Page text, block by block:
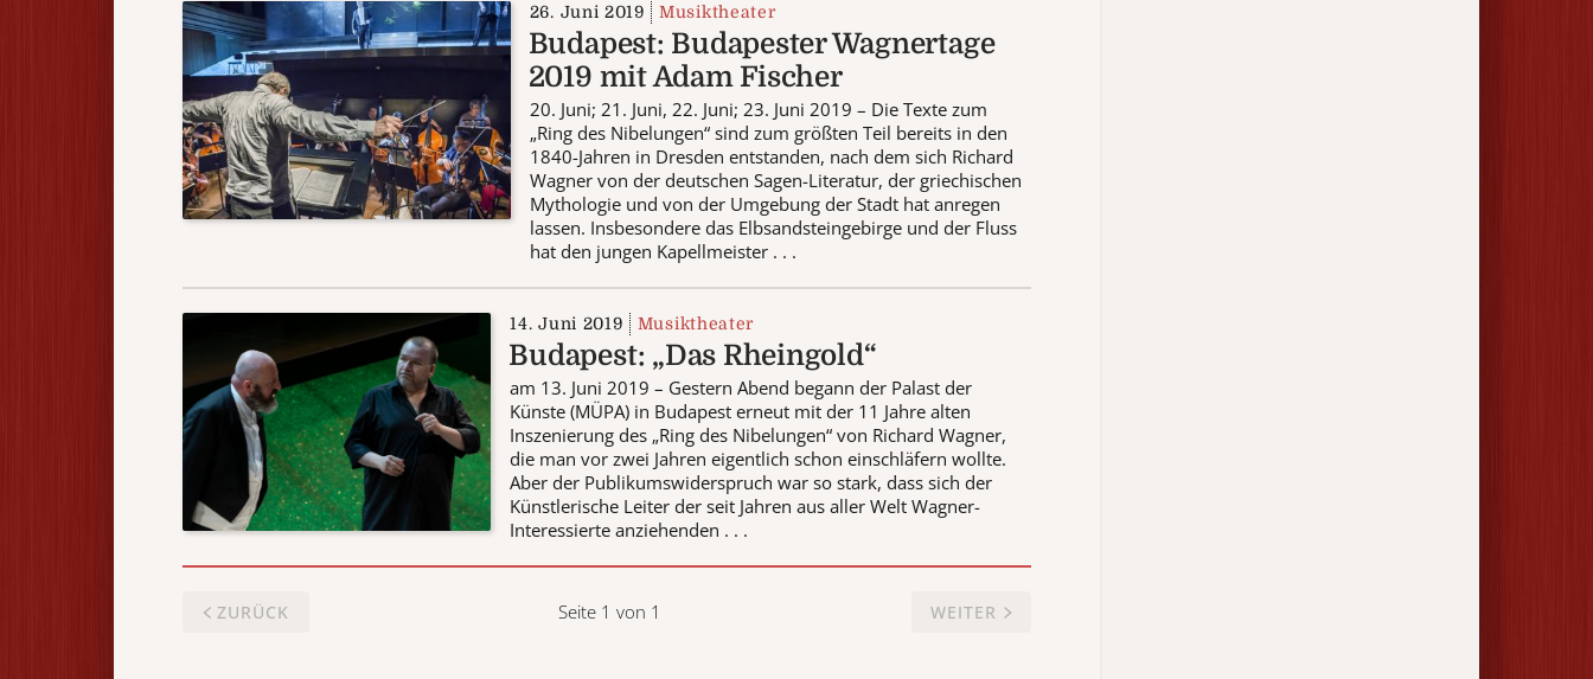
26. Juni 2019 Musiktheater
Budapest: Budapester Wagnertage
2019 mit Adam Fischer
20. Juni; 21. Juni, 22. Juni; 23. Juni 2019 – Die Texte zum
„Ring des Nibelungen“ sind zum größten Teil bereits in den
1840-Jahren in Dresden entstanden, nach dem sich Richard
Wagner von der deutschen Sagen-Literatur, der griechischen
Mythologie und von der Umgebung der Stadt hat anregen
lassen. Insbesondere das Elbsandsteingebirge und der Fluss
hat den jungen Kapellmeister . . .
14. Juni 2019 Musiktheater
Budapest: „Das Rheingold“
am 13. Juni 2019 – Gestern Abend begann der Palast der
Künste (MÜPA) in Budapest erneut mit der 11 Jahre alten
Inszenierung des „Ring des Nibelungen“ von Richard Wagner,
die man vor zwei Jahren eigentlich schon einschläfern wollte.
Aber der Publikumswiderspruch war so stark, dass sich der
Künstlerische Leiter der seit Jahren aus aller Welt Wagner-
Interessierte anziehenden . . .
ZURÜCK Seite 1 von 1 WEITER